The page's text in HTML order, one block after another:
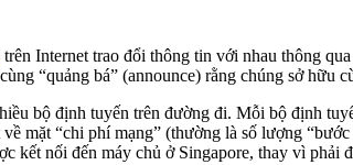
trên Internet trao đổi thông tin với nhau thông
“quảng bá” (announce) rằng chúng sở hữu
bộ định tuyến trên đường đi. Mỗi bộ định
mặt “chi phí mạng” (thường là số lượng
kết nối đến máy chủ ở Singapore, thay vì phải